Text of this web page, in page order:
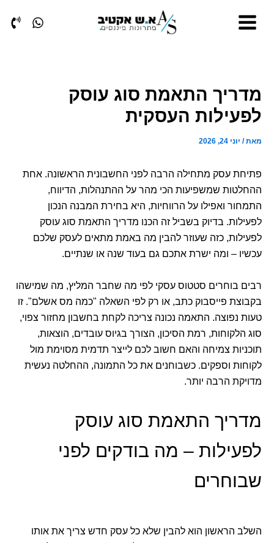
לתוכן
מדריך התאמת סוג עוסק
לפעילות העסקית
מאת/ יוני 24, 2026
פתיחת עסק מתחילה הרבה לפני החשבונית הראשונה. אחת
ההחלטות שמשפיעות הכי מהר על ההתנהלות, הדיווח,
התמחור ואפילו על הרווחיות, היא בחירת המבנה הנכון
לפעילות. בדיוק בשביל זה הכנו מדריך התאמת סוג עוסק
לפעילות, כזה שעוזר להבין מה באמת מתאים לעסק שלכם
עכשיו – ומה ישרת אתכם גם בעוד שנה או שנתיים.
רבים בוחרים סטטוס עסקי לפי מה שחבר המליץ, מה שמישהו
בקבוצת פייסבוק כתב, או רק לפי השאלה "כמה מס אשלם". זו
טעות נפוצה. התאמה נכונה צריכה לקחת בחשבון מחזור צפוי,
סוג הלקוחות, רמת הסיכון, הצורך בגיוס עובדים, הוצאות,
תוכניות צמיחה והאם חשוב לכם לייצר תדמית מסוימת מול
לקוחות וספקים. כשבוחנים את כל התמונה, ההחלטה נעשית
מדויקת הרבה יותר.
מדריך התאמת סוג עוסק
לפעילות – מה בודקים לפני
שבוחרים
השלב הראשון הוא להבין שלא כל עסק חדש צריך את אותו